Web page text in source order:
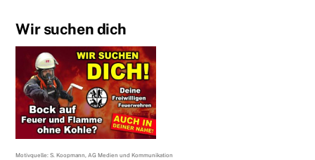
Wir suchen dich
Motivquelle: S. Koopmann, AG Medien und Kommunikation